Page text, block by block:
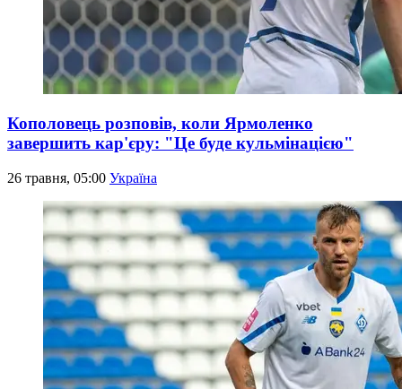
Кополовець розповів, коли Ярмоленко
завершить кар'єру: "Це буде кульмінацією"
26 травня, 05:00 Україна